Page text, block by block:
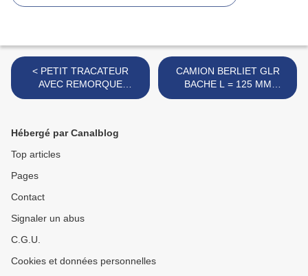
< PETIT TRACATEUR
AVEC REMORQUE
MARQUE INCONNUE
CAMION BERLIET GLR
BACHE L = 125 MM
MARQUE CLE >
Hébergé par Canalblog
Top articles
Pages
Contact
Signaler un abus
C.G.U.
Cookies et données personnelles